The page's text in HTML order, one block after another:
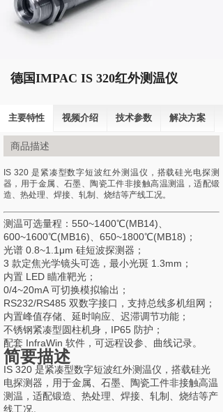
德国IMPAC IS 320红外测温仪
主要特性 视频介绍 技术参数 解决方案
商品描述
IS 320 是紧凑型数字短波红外测温仪，搭载硅光电探测
器，用于金属、石墨、陶瓷工件非接触高温测温，适配锻
造、热处理、焊接、轧制、烧结等产线工况。
测温可选量程：550~1400℃(MB14)、
600~1600℃(MB16)、650~1800℃(MB18)；
光谱 0.8~1.1μm 硅短波探测器；
3 款定焦光学镜头可选，最小光斑 1.3mm；
内置 LED 瞄准靶光；
0/4~20mA 可切换模拟输出；
RS232/RS485 双数字接口，支持总线多机组网；
内置峰值存储、延时响应、迟滞调节功能；
不锈钢紧凑型圆柱机身，IP65 防护；
配套 InfraWin 软件，可远程设参、曲线记录。
简要描述
IS 320 是紧凑型数字短波红外测温仪，搭载硅光
电探测器，用于金属、石墨、陶瓷工件非接触高温
测温，适配锻造、热处理、焊接、轧制、烧结等产
线工况。